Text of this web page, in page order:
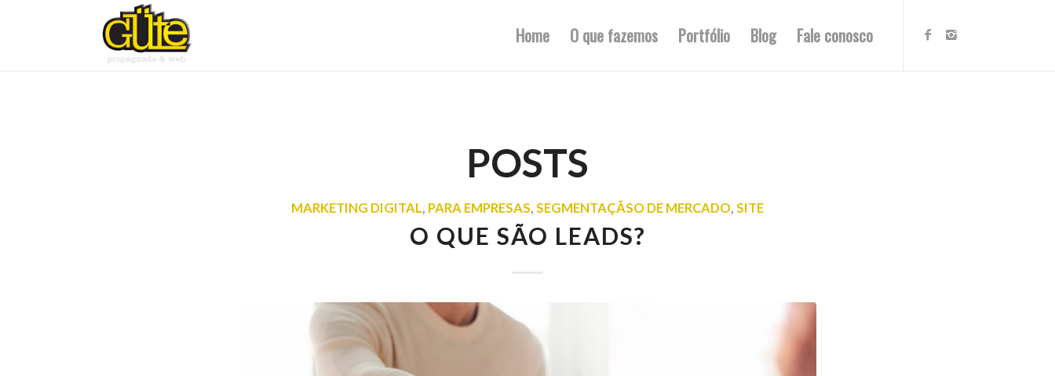
Home O que fazemos Portfólio Blog Fale conosco
POSTS
MARKETING DIGITAL, PARA EMPRESAS, SEGMENTAÇÃSO DE MERCADO, SITE
O QUE SÃO LEADS?